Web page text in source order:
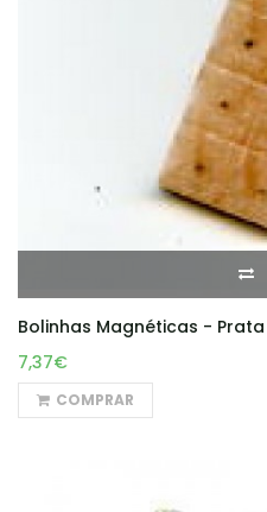
Bolinhas Magnéticas - Prata
7,37€
COMPRAR